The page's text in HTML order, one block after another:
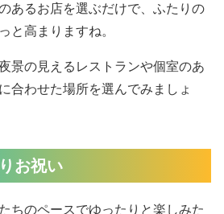
あるお店を選ぶだけで、ふたりの
と高まりますね。
景の見えるレストランや個室のあ
合わせた場所を選んでみましょ
お祝い
ちのペースでゆったりと楽しみた